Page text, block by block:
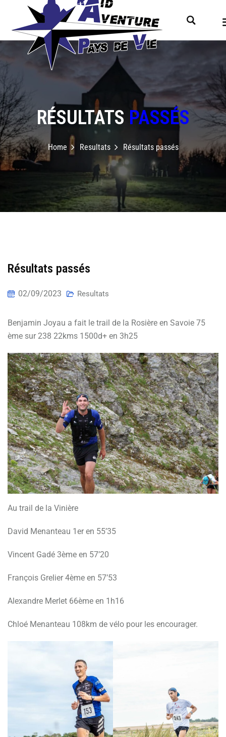
RÉSULTATS PASSÉS
Home Resultats Résultats passés
Résultats passés
02/09/2023 Resultats
Benjamin Joyau a fait le trail de la Rosière en Savoie 75
ème sur 238 22kms 1500d+ en 3h25
Au trail de la Vinière
David Menanteau 1er en 55’35
Vincent Gadé 3ème en 57’20
François Grelier 4ème en 57’53
Alexandre Merlet 66ème en 1h16
Chloé Menanteau 108km de vélo pour les encourager.